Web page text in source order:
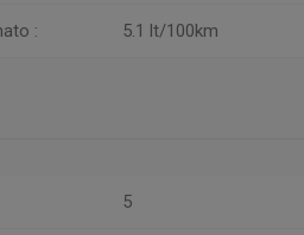
: 5.1 lt/100km
5